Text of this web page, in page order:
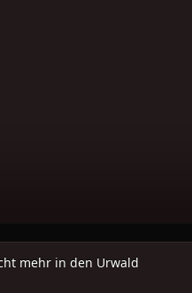
mehr in den Urwald